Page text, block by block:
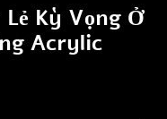
Kỳ Vọng Ở
Acrylic